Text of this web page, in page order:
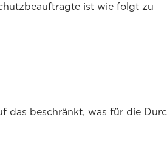
ist wie folgt zu
das beschränkt, was für die